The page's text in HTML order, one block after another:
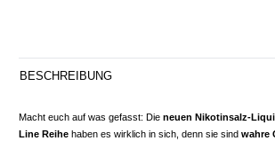
BESCHREIBUNG
Macht euch auf was gefasst: Die neuen Nikotinsalz-
Line Reihe haben es wirklich in sich, denn sie sind wahre